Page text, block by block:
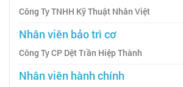
Công Ty TNHH Kỹ Thuật Nhân Việt
Nhân viên bảo trì cơ
Công Ty CP Dệt Trần Hiệp Thành
Nhân viên hành chính